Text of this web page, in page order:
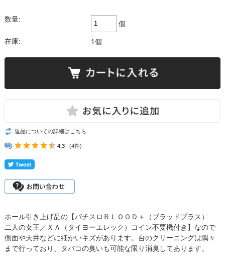
数量:
個
在庫: 1個
返品についての詳細はこちら
4.3 (4件)
ホール引き上げ品の【パチスロＢＬＯＯＤ＋（ブラッドプラス）
二人の女王／ＸＡ（タイヨーエレック）コイン不要機付き】なので
側面や天井などに細かいキズがあります。台のクリーニングは隅々
まで行っており、タバコの臭いも可能な限り消臭してあります。